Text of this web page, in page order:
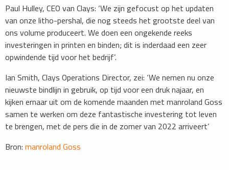
Paul Hulley, CEO van Clays: ‘We zijn gefocust op het updaten
van onze litho-pershal, die nog steeds het grootste deel van
ons volume produceert. We doen een ongekende reeks
investeringen in printen en binden; dit is inderdaad een zeer
opwindende tijd voor het bedrijf’.
Ian Smith, Clays Operations Director, zei: ‘We nemen nu onze
nieuwste bindlijn in gebruik, op tijd voor een druk najaar, en
kijken ernaar uit om de komende maanden met manroland Goss
samen te werken om deze fantastische investering tot leven
te brengen, met de pers die in de zomer van 2022 arriveert’
Bron:manroland Goss